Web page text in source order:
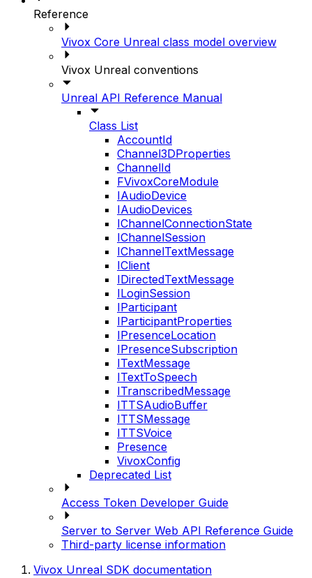
Reference
Vivox Core Unreal class model overview
Vivox Unreal conventions
Unreal API Reference Manual
Class List
AccountId
Channel3DProperties
ChannelId
FVivoxCoreModule
IAudioDevice
IAudioDevices
IChannelConnectionState
IChannelSession
IChannelTextMessage
IClient
IDirectedTextMessage
ILoginSession
IParticipant
IParticipantProperties
IPresenceLocation
IPresenceSubscription
ITextMessage
ITextToSpeech
ITranscribedMessage
ITTSAudioBuffer
ITTSMessage
ITTSVoice
Presence
VivoxConfig
Deprecated List
Access Token Developer Guide
Server to Server Web API Reference Guide
Third-party license information
Vivox Unreal SDK documentation